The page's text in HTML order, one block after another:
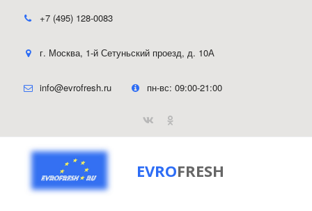
+7 (495) 128-0083
г. Москва, 1-й Сетуньский проезд, д. 10А
info@evrofresh.ru пн-вс: 09:00-21:00
EVROFRESH